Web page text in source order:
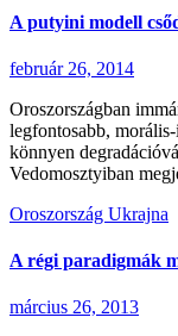
A putyini modell
február 26, 2014
Oroszországban
legfontosabb,
könnyen
Vedomosztyiban
Oroszország Ukrajna
A régi paradigmák
március 26, 2013